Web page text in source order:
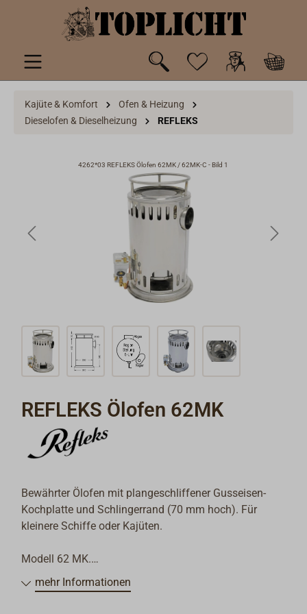
springen
Kajüte & Komfort
Ofen & Heizung
Dieselofen & Dieselheizung
REFLEKS
4262*03 REFLEKS Ölofen 62MK / 62MK-C - Bild 1
REFLEKS Ölofen 62MK
Bewährter Ölofen mit plangeschliffener Gusseisen-
Kochplatte und Schlingerrand (70 mm hoch). Für
kleinere Schiffe oder Kajüten.
Modell 62 MK.
Gesamtheizleistung 2,4 kW (2100 kcal/h)
mehr Informationen